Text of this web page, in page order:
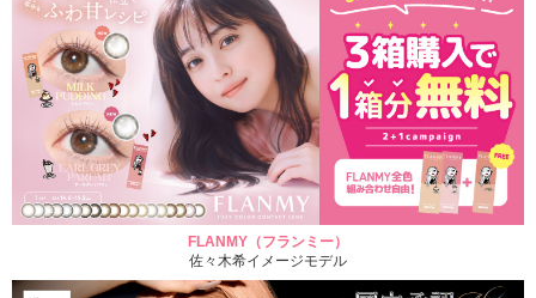
FLANMY（フランミー）
佐々木希イメージモデル